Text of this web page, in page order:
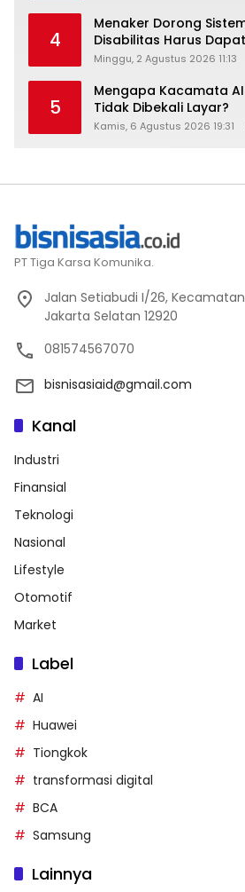
4
Menaker Dorong
Disabilitas Harus
Setara
Minggu, 2 Agustus 2026 11:13
5
Mengapa Kacamata
Tidak Dibekali Layar?
Kamis, 6 Agustus 2026 19:31
PT Tiga Karsa Komunika.
Jalan Setiabudi I/26,
Jakarta Selatan 12920
081574567070
bisnisasiaid@gmail.com
Kanal
Industri
Finansial
Teknologi
Nasional
Lifestyle
Otomotif
Market
Label
AI
Huawei
Tiongkok
transformasi digital
BCA
Samsung
Lainnya